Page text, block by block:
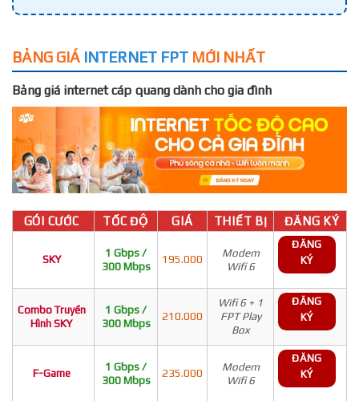
BẢNG GIÁ INTERNET FPT MỚI NHẤT
Bảng giá internet cáp quang dành cho gia đình
GÓI CƯỚC TỐC ĐỘ GIÁ THIẾT BỊ ĐĂNG KÝ
SKY
1 Gbps /
300 Mbps
195.000
Modem
Wifi 6
ĐĂNG
KÝ
Combo Truyền
Hình SKY
1 Gbps /
300 Mbps
210.000
Wifi 6 + 1
FPT Play
Box
ĐĂNG
KÝ
F-Game
1 Gbps /
300 Mbps
235.000
Modem
Wifi 6
ĐĂNG
KÝ